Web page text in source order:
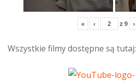
« ‹ z9 ›
Wszystkie filmy dostępne są tutaj: